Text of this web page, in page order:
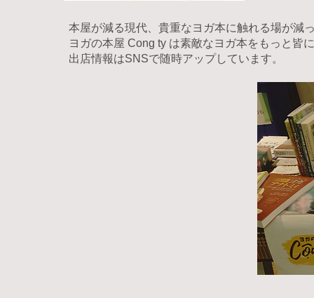
本屋が減る現代、貴重なヨガ本に触れる場が減
ヨガの本屋 Cong ty は素敵なヨガ本をもっと皆
​出店情報はSNSで随時アップしています。